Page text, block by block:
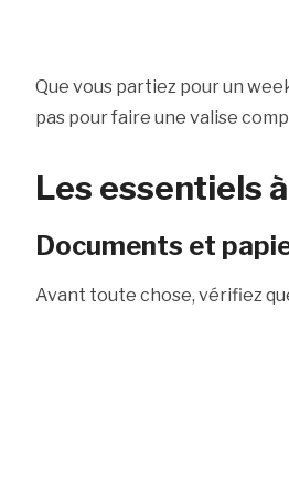
Que vous partiez pour un
pas pour faire une valise
Les essentiels
Documents et
Avant toute chose, vérifiez